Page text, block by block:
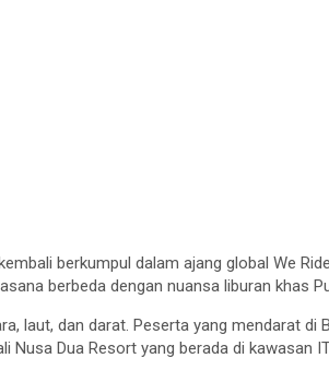
berkumpul dalam ajang global We
berbeda dengan nuansa liburan khas
laut, dan darat. Peserta yang mendarat
Nusa Dua Resort yang berada di kawasan